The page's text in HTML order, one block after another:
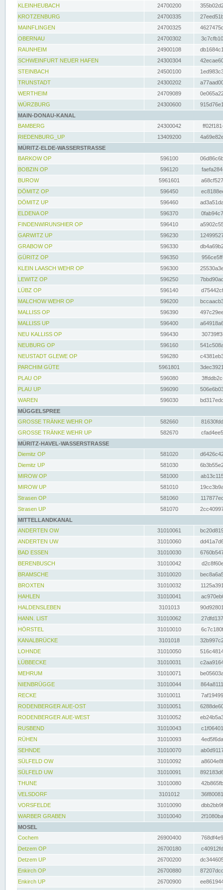
KLEINHEUBACH 24700200
KROTZENBURG
24700335
MAINFLINGEN
24700325
OBERNAU
24700302
RAUNHEIM
24900108
SCHWEINFURT NEUER HAFEN
24300304
STEINBACH
24500100
TRUNSTADT
24300202
WERTHEIM
24709089
WÜRZBURG
24300600
MAIN-DONAU-KANAL
BAMBERG
24300042
RIEDENBURG_UP
13409200
MÜRITZ-ELDE-WASSERSTRASSE
BARKOW OP
596100
BOBZIN OP
596120
BUROW
5961601
DÖMITZ OP
596450
DÖMITZ UP
596460
ELDENA OP
596370
FINDENWIRUNSHIER OP
596410
GARWITZ UP
596230
GRABOW OP
596330
GÜRITZ OP
596350
KLEIN LAASCH WEHR OP
596300
LEWITZ OP
596250
LÜBZ OP
596140
MALCHOW WEHR OP
596200
MALLISS OP
596390
MALLISS UP
596400
NEU KALLISS OP
596430
NEUBURG OP
596160
NEUSTADT GLEWE OP
596280
PARCHIM GÜTE
5961801
PLAU OP
596080
PLAU UP
596090
WAREN
596030
MÜGGELSPREE
GROSSE TRÄNKE WEHR OP
582660
GROSSE TRÄNKE WEHR UP
582670
MÜRITZ-HAVEL-WASSERSTRASSE
Diemitz OP
581020
Diemitz UP
581030
MIROW OP
581000
MIROW UP
581010
Strasen OP
581060
Strasen UP
581070
MITTELLANDKANAL
ANDERTEN OW
31010061
ANDERTEN UW
31010060
BAD ESSEN
31010030
BERENBUSCH
31010042
BRAMSCHE
31010020
BROXTEN
31010032
HAHLEN
31010041
HALDENSLEBEN
3101013
HANN. LIST
31010062
HÖRSTEL
31010010
KANALBRÜCKE
3101018
LOHNDE
31010050
LÜBBECKE
31010031
MEHRUM
31010071
NIENBRÜGGE
31010044
RECKE
31010011
RODENBERGER AUE-OST
31010051
RODENBERGER AUE-WEST
31010052
RUSBEND
31010043
RÜHEN
31010093
SEHNDE
31010070
SÜLFELD OW
31010092
SÜLFELD UW
31010091
THUNE
31010080
VELSDORF
3101012
VORSFELDE
31010090
WARBER GRABEN
31010040
MOSEL
Cochem
26900400
Detzem OP
26700180
Detzem UP
26700200
Enkirch OP
26700880
Enkirch UP
26700900